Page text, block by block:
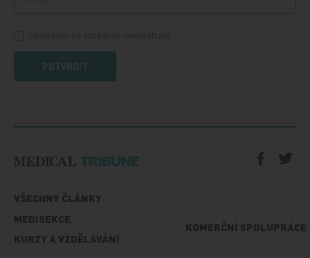
POTVRDIT
VŠECHNY ČLÁNKY
MEDISEKCE
KURZY A VZDĚLÁVÁNÍ
KOMERČNÍ SPOLUPRÁCE